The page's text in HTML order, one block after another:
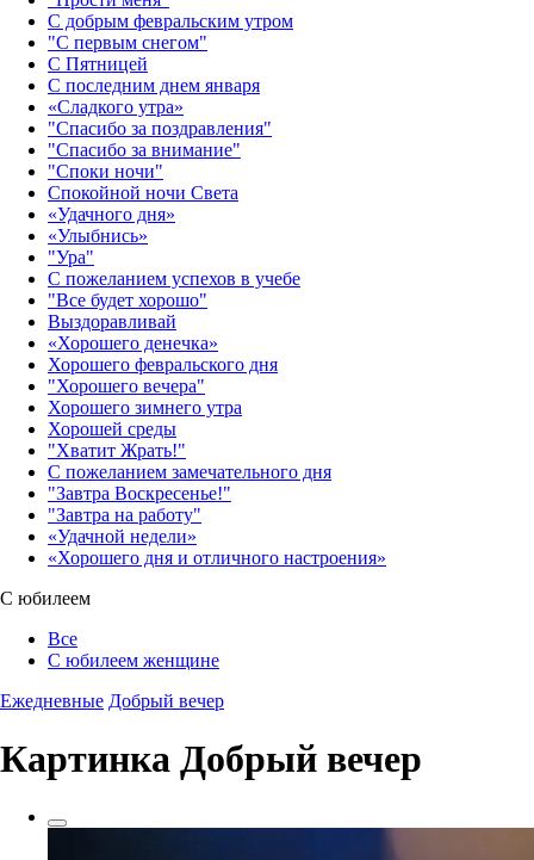
С добрым февральским утром
"С первым снегом"
С Пятницей
С последним днем января
«Сладкого утра»‎
"Спасибо за поздравления"
"Спасибо за внимание"
"Споки ночи"
Спокойной ночи Света
«Удачного дня»‎
«Улыбнись»‎
"Ура"
С пожеланием успехов в учебе
"Все будет хорошо"
Выздоравливай
«‎Хорошего денечка»‎
Хорошего февральского дня
"Хорошего вечера"
Хорошего зимнего утра
Хорошей среды
"Хватит Жрать!"
С пожеланием замечательного дня
"Завтра Воскресенье!"
"Завтра на работу"
«Удачной недели»‎
«Хорошего дня и отличного настроения»‎
С юбилеем
Все
С юбилеем женщине
Ежедневные Добрый вечер
Картинка Добрый вечер